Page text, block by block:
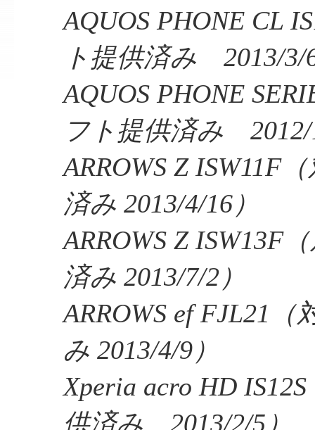
AQUOS PHONE CL
ト提供済み 2013/3/
AQUOS PHONE
フト提供済み 2012/
ARROWS Z ISW11F
済み 2013/4/16）
ARROWS Z ISW13F
済み 2013/7/2）
ARROWS ef FJL21
み 2013/4/9）
Xperia acro HD
供済み 2013/2/5）